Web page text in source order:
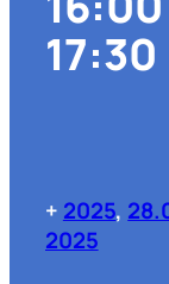
17:30
+ 2025,
2025